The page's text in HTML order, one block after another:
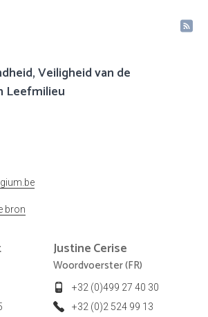
Veiligheid van de
Leefmilieu
bron
JustineCerise
Woordvoerster (FR)
+32 (0)499 27 40 30
+32 (0)2 524 99 13